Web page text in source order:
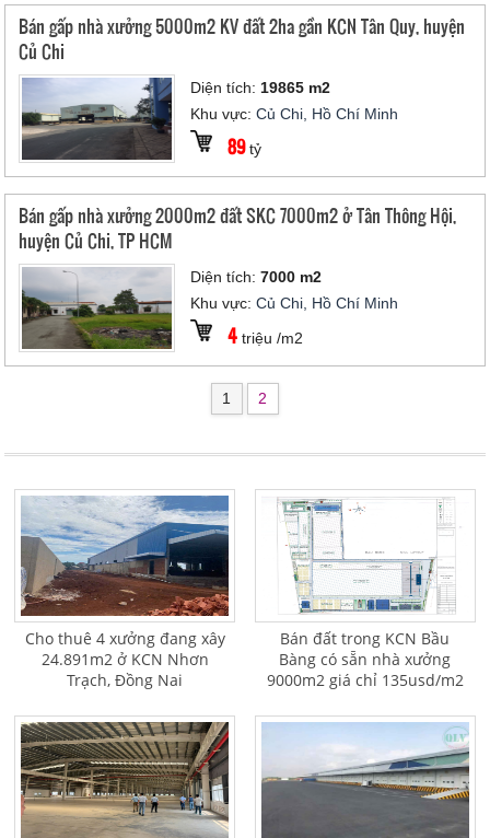
Bán gấp nhà xưởng 5000m2 KV đất 2ha gần KCN Tân Quy, huyện
Củ Chi
Diện tích: 19865 m2
Khu vực:Củ Chi, Hồ Chí Minh
89tỷ
Bán gấp nhà xưởng 2000m2 đất SKC 7000m2 ở Tân Thông Hội,
huyện Củ Chi, TP HCM
Diện tích:7000 m2
Khu vực:Củ Chi, Hồ Chí Minh
4 triệu /m2
1 2
Cho thuê 4 xưởng đang xây
24.891m2 ở KCN Nhơn
Trạch, Đồng Nai
Bán đất trong KCN Bầu
Bàng có sẵn nhà xưởng
9000m2 giá chỉ 135usd/m2